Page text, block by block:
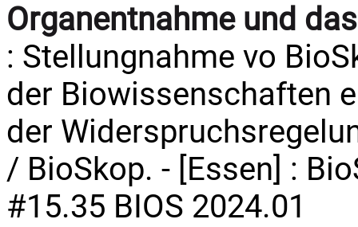
Organentnahme und
: Stellungnahme vo
der Biowissenschaften
der
/ BioSkop. - [Essen] :
#15.35 BIOS 2024.01